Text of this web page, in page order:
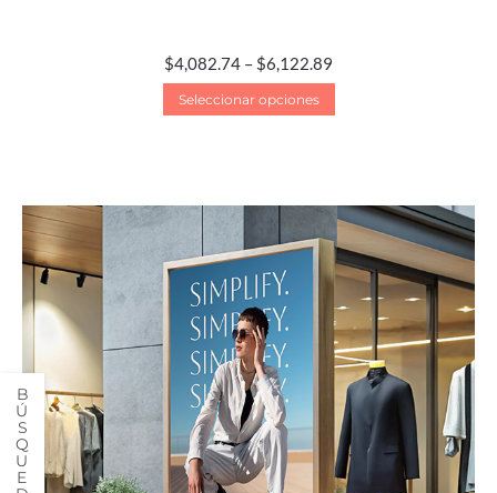
$4,082.74 – $6,122.89
Seleccionar opciones